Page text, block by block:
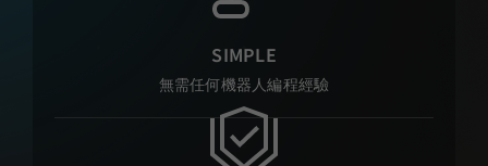
SIMPLE
無需任何機器人編程經驗